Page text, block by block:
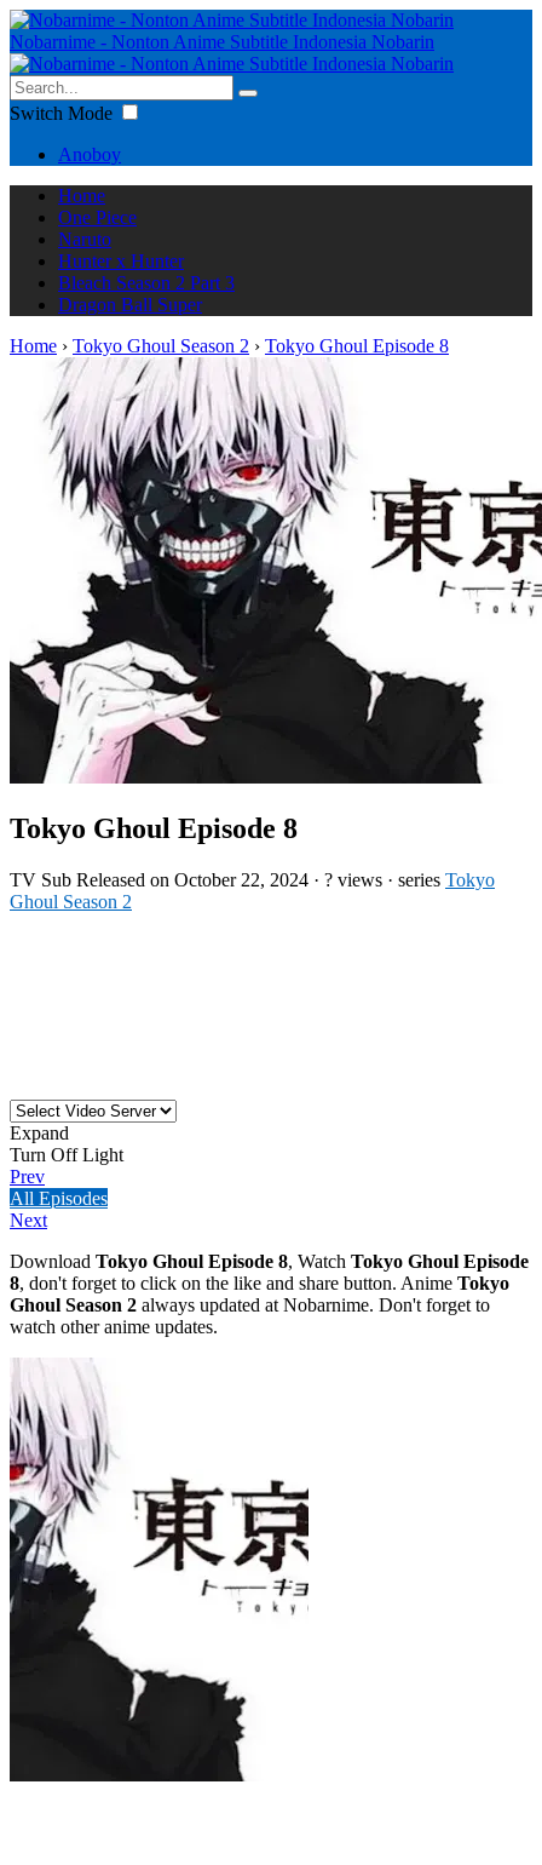
Nobarnime - Nonton Anime Subtitle Indonesia Nobarin
Switch Mode
Anoboy
Home
One Piece
Naruto
Hunter x Hunter
Bleach Season 2 Part 3
Dragon Ball Super
Home › Tokyo Ghoul Season 2 › Tokyo Ghoul Episode 8
Tokyo Ghoul Episode 8
TV Sub Released on October 22, 2024 · ? views · series Tokyo
Ghoul Season 2
Expand
Turn Off Light
Prev
All Episodes
Next
Download Tokyo Ghoul Episode 8, Watch Tokyo Ghoul Episode
8, don't forget to click on the like and share button. Anime Tokyo
Ghoul Season 2 always updated at Nobarnime. Don't forget to
watch other anime updates.